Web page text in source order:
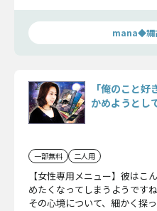
mana◆禰
「俺のこと
かめようとし
一部無料 二人用
【女性専用メニュー】彼はこ
めたくなってしまうようです
その心境について、細かく探